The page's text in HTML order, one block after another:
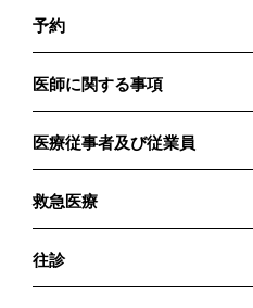
予約
医師に関する事項
医療従事者及び従業員
救急医療
往診